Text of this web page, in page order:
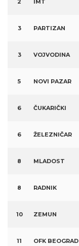
3 PARTIZAN
3 VOJVODINA
5 NOVI PAZAR
6 ČUKARIČKI
6 ŽELEZNIČAR
8 MLADOST
8 RADNIK
10 ZEMUN
11 OFK BEOGRAD